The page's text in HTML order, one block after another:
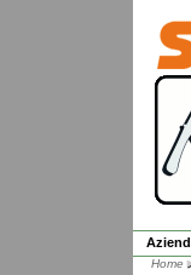
Home